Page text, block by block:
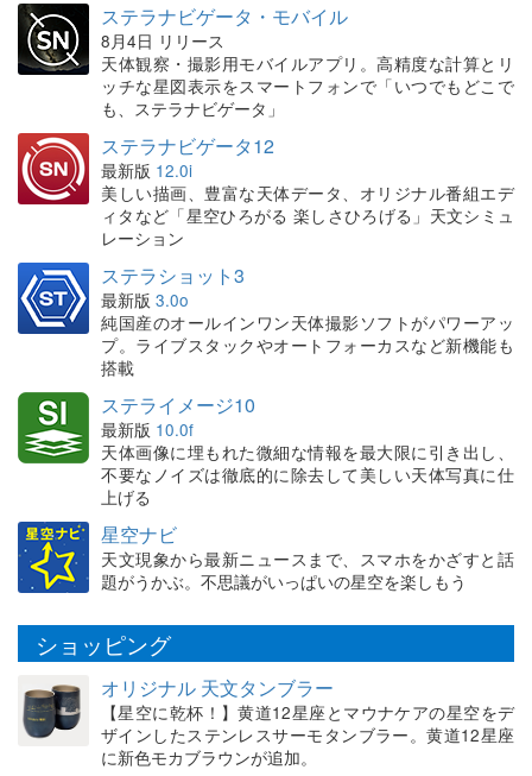
ステラナビゲータ・モバイル
8月4日 リリース
天体観察・撮影用モバイルアプリ。高精度な計算とリ
ッチな星図表示をスマートフォンで「いつでもどこで
も、ステラナビゲータ」
ステラナビゲータ12
最新版 12.0i
美しい描画、豊富な天体データ、オリジナル番組エデ
ィタなど「星空ひろがる 楽しさひろげる」天文シミュ
レーション
ステラショット3
最新版 3.0o
純国産のオールインワン天体撮影ソフトがパワーアッ
プ。ライブスタックやオートフォーカスなど新機能も
搭載
ステライメージ10
最新版 10.0f
天体画像に埋もれた微細な情報を最大限に引き出し、
不要なノイズは徹底的に除去して美しい天体写真に仕
上げる
星空ナビ
天文現象から最新ニュースまで、スマホをかざすと話
題がうかぶ。不思議がいっぱいの星空を楽しもう
ショッピング
オリジナル 天文タンブラー
【星空に乾杯！】黄道12星座とマウナケアの星空をデ
ザインしたステンレスサーモタンブラー。黄道12星座
に新色モカブラウンが追加。